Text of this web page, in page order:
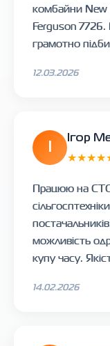
комбайни New
Ferguson
грамотно
12.03.2026
Ігор
Працюю на
можливість
купу часу.
14.02.2026